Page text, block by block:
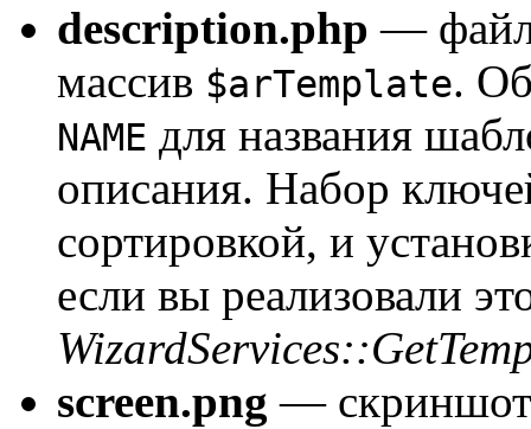
description.php — файл
массив $arTemplate.
NAME для названия
описания. Набор
сортировкой, и
если вы реализовали
screen.png — скриншот